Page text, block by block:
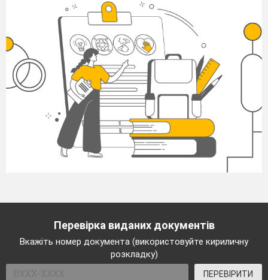
Перевірка виданих документів
Вкажіть номер документа (використовуйте кириличну
розкладку)
ПЕРЕВІРИТИ